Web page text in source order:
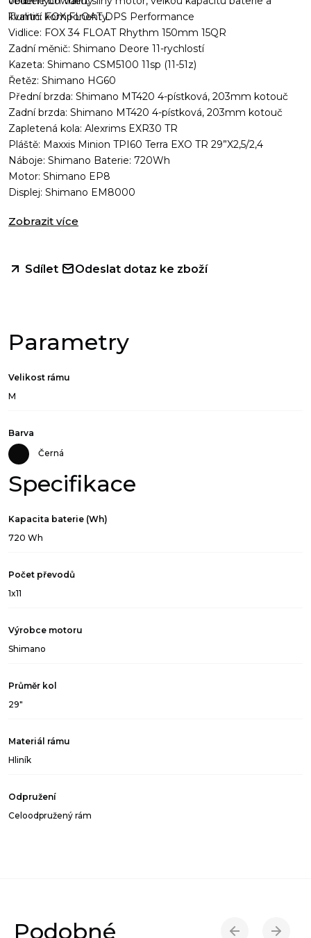
kvalitní komponenty.
Tlumič: FOX FLOAT DPS Performance
Vidlice: FOX 34 FLOAT Rhythm 150mm 15QR
Zadní měnič: Shimano Deore 11-rychlostí
Kazeta: Shimano CSM5100 11sp (11-51z)
Řetěz: Shimano HG60
Přední brzda: Shimano MT420 4-pístková, 203mm kotouč
Zadní brzda: Shimano MT420 4-pístková, 203mm kotouč
Zapletená kola: Alexrims EXR30 TR
Pláště: Maxxis Minion TPI60 Terra EXO TR 29”X2,5/2,4
Náboje: Shimano Baterie: 720Wh
Motor: Shimano EP8
Displej: Shimano EM8000
Zobrazit více
XTEP
LYNX
Sdílet Odeslat dotaz ke zboží
Specifikace
Kapacita baterie (Wh)
720 Wh
Počet převodů
1x11
Výrobce motoru
Shimano
Průměr kol
29"
Materiál rámu
Hliník
Odpružení
Celoodpružený rám
Parametry
Velikost rámu
M
Barva
Černá
Podobné